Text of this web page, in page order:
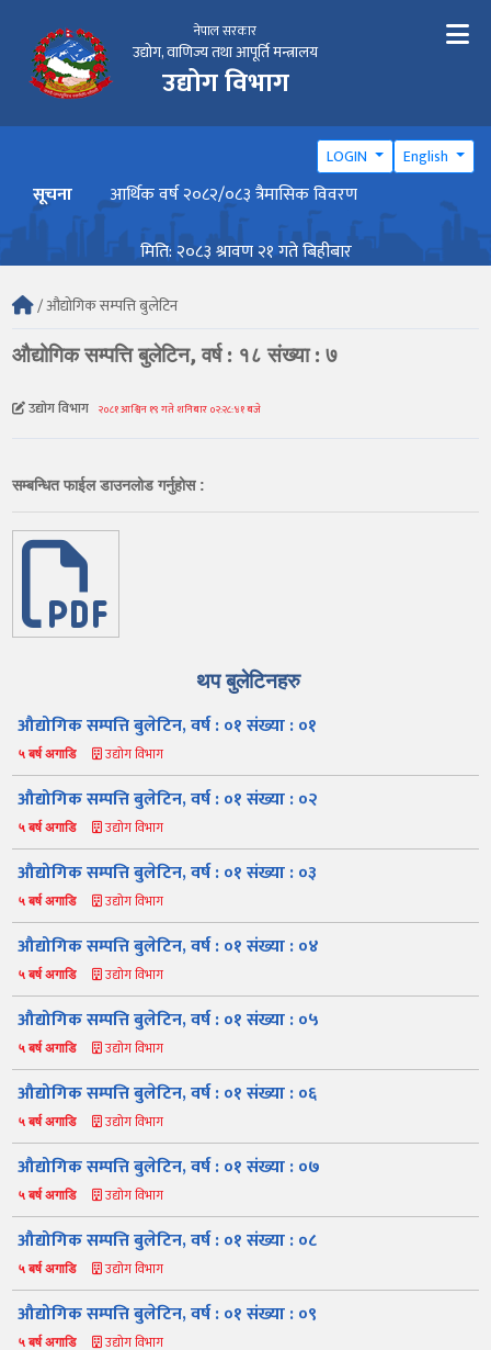
नेपाल सरकार
उद्योग, वाणिज्य तथा आपूर्ति मन्त्रालय
उद्योग विभाग
LOGIN English
सूचना आर्थिक वर्ष २०८२/०८३ त्रैमासिक विवरण
मिति: २०८३ श्रावण २१ गते बिहीबार
/ औद्योगिक सम्पत्ति बुलेटिन
औद्योगिक सम्पत्ति बुलेटिन, वर्ष : १८ संख्या : ७
उद्योग विभाग २०८१ आश्विन १९ गते शनिबार ०२:२८:४१ बजे
सम्बन्धित फाईल डाउनलोड गर्नुहोस :
थप बुलेटिनहरु
औद्योगिक सम्पत्ति बुलेटिन, वर्ष : ०१ संख्या : ०१
५ बर्ष अगाडि उद्योग विभाग
औद्योगिक सम्पत्ति बुलेटिन, वर्ष : ०१ संख्या : ०२
५ बर्ष अगाडि उद्योग विभाग
औद्योगिक सम्पत्ति बुलेटिन, वर्ष : ०१ संख्या : ०३
५ बर्ष अगाडि उद्योग विभाग
औद्योगिक सम्पत्ति बुलेटिन, वर्ष : ०१ संख्या : ०४
५ बर्ष अगाडि उद्योग विभाग
औद्योगिक सम्पत्ति बुलेटिन, वर्ष : ०१ संख्या : ०५
५ बर्ष अगाडि उद्योग विभाग
औद्योगिक सम्पत्ति बुलेटिन, वर्ष : ०१ संख्या : ०६
५ बर्ष अगाडि उद्योग विभाग
औद्योगिक सम्पत्ति बुलेटिन, वर्ष : ०१ संख्या : ०७
५ बर्ष अगाडि उद्योग विभाग
औद्योगिक सम्पत्ति बुलेटिन, वर्ष : ०१ संख्या : ०८
५ बर्ष अगाडि उद्योग विभाग
औद्योगिक सम्पत्ति बुलेटिन, वर्ष : ०१ संख्या : ०९
५ बर्ष अगाडि उद्योग विभाग
सहायक । यहाँहरुलाई म कसरी सहायता गर्न सक्छु भनेर हेर्न कृपया बटनहरुमा
थिच्नुहोस्।